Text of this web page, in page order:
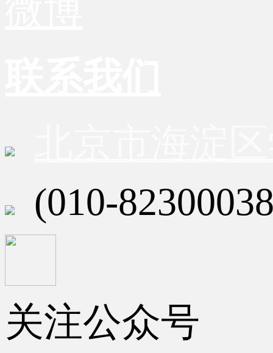
(010-
关注公众号